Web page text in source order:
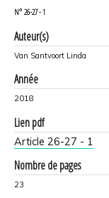
N° 26-27 - 1
Auteur(s)
Van Santvoort Linda
Année
2018
Lien pdf
Article 26-27 - 1
Nombre de pages
23